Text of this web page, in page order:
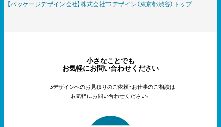
【パッケージデザイン会社】株式会社T3デザイン（東京都渋谷）トップ
小さなことでも
お気軽にお問い合わせください
T3デザインへのお見積りのご依頼・お仕事のご相談は
お気軽にお問い合わせください。